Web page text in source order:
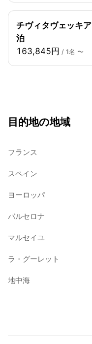
チヴィタヴェッキ
泊
163,845円 / 1名 〜
目的地の地域
フランス
スペイン
ヨーロッパ
バルセロナ
マルセイユ
ラ・グーレット
地中海